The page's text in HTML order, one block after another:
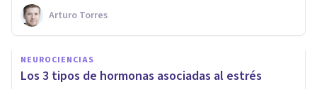
Arturo Torres
NEUROCIENCIAS
Los 3 tipos de hormonas asociadas al estrés